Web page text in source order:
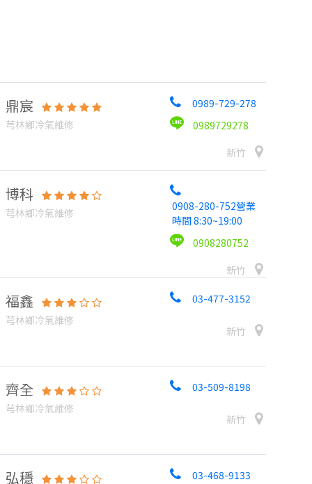
鼎宸
芎林鄉冷氣維修
0989-729-278
0989729278
新竹
博科
芎林鄉冷氣維修
0908-280-752營業
時間 8:30~19:00
0908280752
新竹
福鑫
芎林鄉冷氣維修
03-477-3152
新竹
齊全
芎林鄉冷氣維修
03-509-8198
新竹
弘穩 03-468-9133